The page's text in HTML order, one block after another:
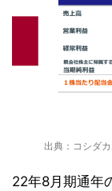
出典：コシダ
22年8月期通年